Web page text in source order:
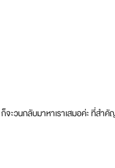
ก็จะวนกลับมาหาเราเสมอค่ะ ที่